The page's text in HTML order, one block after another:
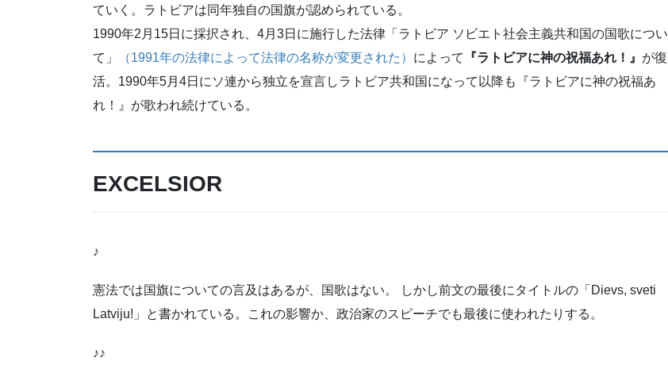
ていく。ラトビアは同年独自の国旗が認められている。
1990年2月15日に採択され、4月3日に施行した法律「ラトビア ソビエト社会主義共和国の国歌につい
て」
（1991年の法律によって法律の名称が変更された） によって 『ラトビアに神の祝福あれ！』 が復
活。1990年5月4日にソ連から独立を宣言しラトビア共和国になって以降も『ラトビアに神の祝福あ
れ！』が歌われ続けている。
EXCELSIOR
♪
憲法では国旗についての言及はあるが、国歌はない。 しかし前文の最後にタイトルの「Dievs, sveti
Latviju!」と書かれている。これの影響か、政治家のスピーチでも最後に使われたりする。
♪♪